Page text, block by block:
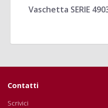
Vaschetta SERIE
Contatti
Scrivici